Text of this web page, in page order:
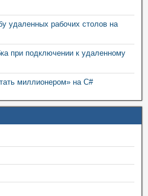
удаленных рабочих столов на
при подключении к удаленному
миллионером» на C#